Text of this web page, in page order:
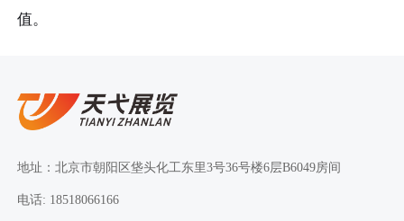
值。
地址：北京市朝阳区垡头化工东里3号36号楼6层B6049房间
电话: 18518066166